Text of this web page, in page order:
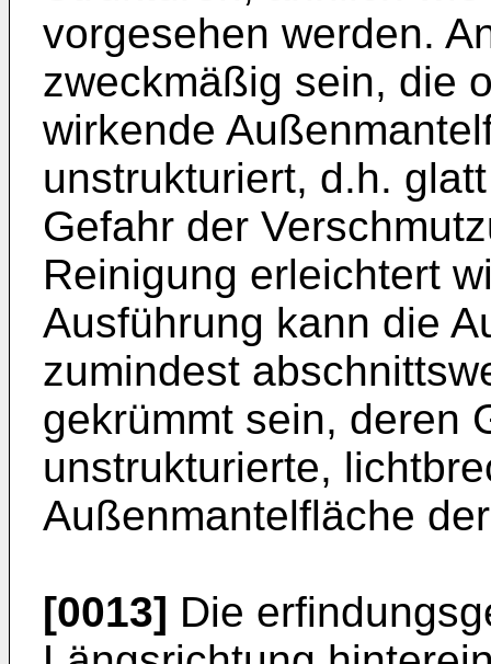
vorgesehen werden.
zweckmäßig sein, die
wirkende
unstrukturiert, d.h.
Gefahr der
Reinigung erleichtert
Ausführung kann die
zumindest
gekrümmt sein, deren
unstrukturierte,
Außenmantelfläche
[0013] Die